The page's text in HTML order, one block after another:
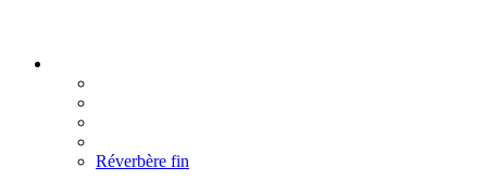
Réverbère fin